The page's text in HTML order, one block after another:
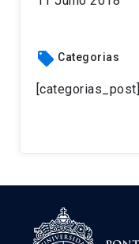
local_offer Categorias
[categorias_post]